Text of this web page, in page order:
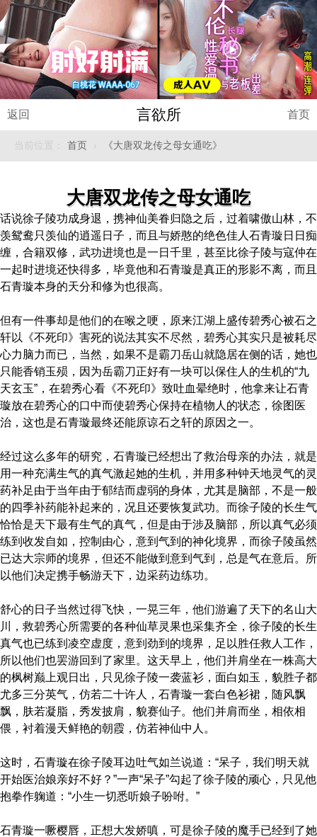
返回 首页
言欲所
当前位置： 首页 › 《大唐双龙传之母女通吃》
大唐双龙传之母女通吃
话说徐子陵功成身退，携神仙美眷归隐之后，过着啸傲山林，不
羡鸳鸯只羡仙的逍遥日子，而且与娇憨的绝色佳人石青璇日日痴
缠，合籍双修，武功进境也是一日千里，甚至比徐子陵与寇仲在
一起时进境还快得多，毕竟他和石青璇是真正的形影不离，而且
石青璇本身的天分和修为也很高。
但有一件事却是他们的在喉之哽，原来江湖上盛传碧秀心被石之
轩以《不死印》害死的说法其实不尽然，碧秀心其实只是被耗尽
心力脑力而已，当然，如果不是霸刀岳山就隐居在侧的话，她也
只能香销玉殒，因为岳霸刀正好有一块可以保住人的生机的“九
天玄玉”，在碧秀心看《不死印》致吐血晕绝时，他拿来让石青
璇放在碧秀心的口中而使碧秀心保持在植物人的状态，徐图医
治，这也是石青璇最终还能原谅石之轩的原因之一。
经过这么多年的研究，石青璇已经想出了救治母亲的办法，就是
用一种充满生气的真气激起她的生机，并用多种钟天地灵气的灵
药补足由于当年由于郁结而虚弱的身体，尤其是脑部，不是一般
的四季补药能补起来的，况且还要恢复武功。而徐子陵的长生气
恰恰是天下最有生气的真气，但是由于涉及脑部，所以真气必须
练到收发自如，控制由心，意到气到的神化境界，而徐子陵虽然
已达大宗师的境界，但还不能做到意到气到，总是气在意后。所
以他们决定携手畅游天下，边采药边练功。
舒心的日子当然过得飞快，一晃三年，他们游遍了天下的名山大
川，救碧秀心所需要的各种仙草灵果也采集齐全，徐子陵的长生
真气也已练到凌空虚度，意到劲到的境界，足以胜任救人工作，
所以他们也罢游回到了家里。这天早上，他们并肩坐在一株高大
的枫树巅上观日出，只见徐子陵一袭蓝衫，面白如玉，貌胜子都
尤多三分英气，仿若二十许人，石青璇一套白色衫裙，随风飘
飘，肤若凝脂，秀发披肩，貌赛仙子。他们并肩而坐，相依相
偎，衬着漫天鲜艳的朝霞，仿若神仙中人。
这时，石青璇在徐子陵耳边吐气如兰说道：“呆子，我们明天就
开始医治娘亲好不好？”一声“呆子”勾起了徐子陵的顽心，只见他
抱拳作躹道：“小生一切悉听娘子吩咐。”
石青璇一噘樱唇，正想大发娇嗔，可是徐子陵的魔手已经到了她